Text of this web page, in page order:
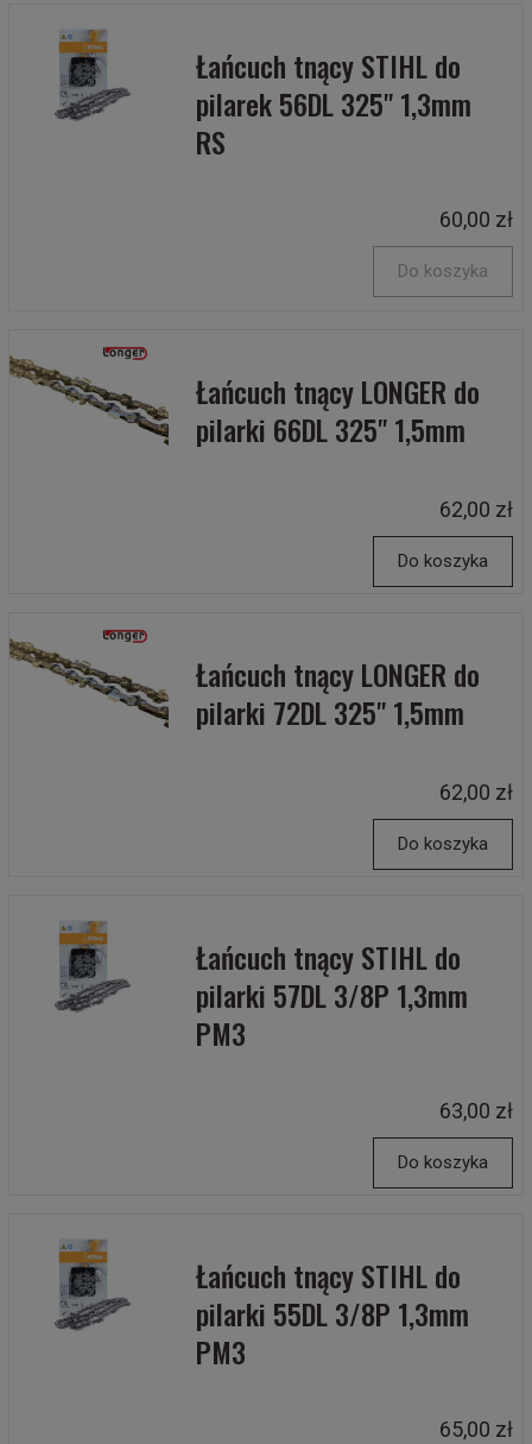
Łańcuch tnący STIHL do
pilarek 56DL 325" 1,3mm
RS
60,00 zł
Do koszyka
Łańcuch tnący LONGER do
pilarki 66DL 325" 1,5mm
62,00 zł
Do koszyka
Łańcuch tnący LONGER do
pilarki 72DL 325" 1,5mm
62,00 zł
Do koszyka
Łańcuch tnący STIHL do
pilarki 57DL 3/8P 1,3mm
PM3
63,00 zł
Do koszyka
Łańcuch tnący STIHL do
pilarki 55DL 3/8P 1,3mm
PM3
65,00 zł